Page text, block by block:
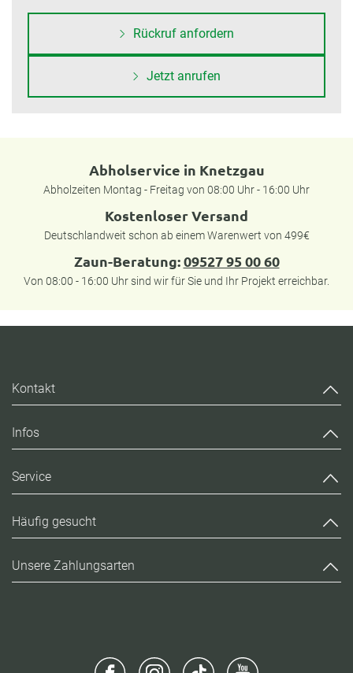
Rückruf anfordern
Jetzt anrufen
Abholservice in Knetzgau
Abholzeiten Montag - Freitag von 08:00 Uhr - 16:00 Uhr
Kostenloser Versand
Deutschlandweit schon ab einem Warenwert von 499€
Zaun-Beratung:09527 95 00 60
Von 08:00 - 16:00 Uhr sind wir für Sie und Ihr Projekt erreichbar.
Kontakt
Infos
Service
Häufig gesucht
Unsere Zahlungsarten